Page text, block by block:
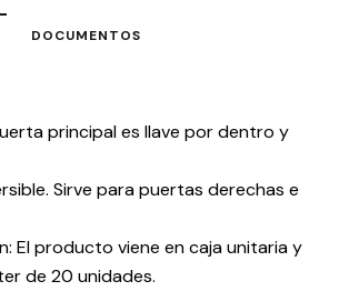
DOCUMENTOS
principal es llave por dentro y
Sirve para puertas derechas e
El producto viene en caja unitaria y
de 20 unidades.